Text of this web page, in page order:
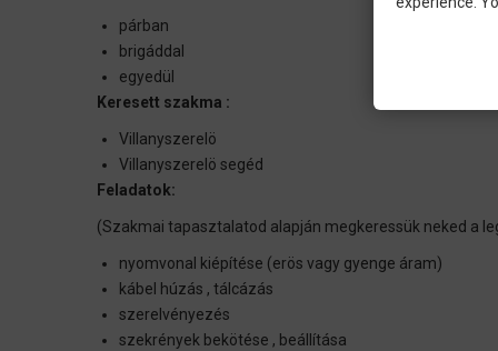
párban
brigáddal
egyedül
Keresett szakma :
Villanyszerelö
Villanyszerelö segéd
Feladatok:
(Szakmai tapasztalatod alapján megkeressük neked a
nyomvonal kiépítése (erös vagy gyenge áram)
kábel húzás , tálcázás
szerelvényezés
szekrények bekötése , beállítása